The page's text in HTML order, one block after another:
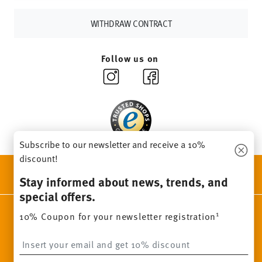
For returns, please use ourreturns service
WITHDRAW CONTRACT
Follow us on
Beauty & functionality for your home
Homepage General terms and conditions
Privacy policy
Subscribe to our newsletter and receive a 10%
discount!
Stay informed about news, trends, and
special offers.
10% Coupon for your newsletter registration1